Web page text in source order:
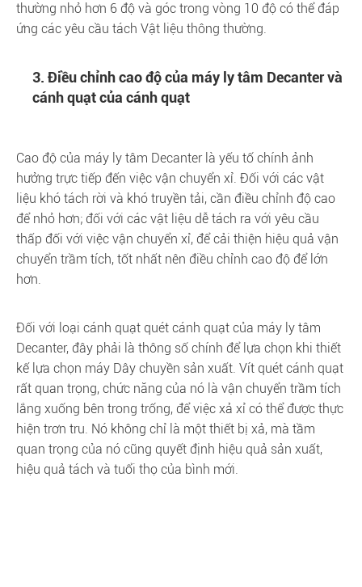
thường nhỏ hơn 6 độ và góc trong vòng 10 độ có thể đáp
ứng các yêu cầu tách Vật liệu thông thường.
3. Điều chỉnh cao độ của máy ly tâm Decanter và
cánh quạt của cánh quạt
Cao độ của máy ly tâm Decanter là yếu tố chính ảnh
hưởng trực tiếp đến việc vận chuyển xỉ. Đối với các vật
liệu khó tách rời và khó truyền tải, cần điều chỉnh độ cao
để nhỏ hơn; đối với các vật liệu dễ tách ra với yêu cầu
thấp đối với việc vận chuyển xỉ, để cải thiện hiệu quả vận
chuyển trầm tích, tốt nhất nên điều chỉnh cao độ để lớn
hơn.
Đối với loại cánh quạt quét cánh quạt của máy ly tâm
Decanter, đây phải là thông số chính để lựa chọn khi thiết
kế lựa chọn máy Dây chuyền sản xuất. Vít quét cánh quạt
rất quan trọng, chức năng của nó là vận chuyển trầm tích
lắng xuống bên trong trống, để việc xả xỉ có thể được thực
hiện trơn tru. Nó không chỉ là một thiết bị xả, mà tầm
quan trọng của nó cũng quyết định hiệu quả sản xuất,
hiệu quả tách và tuổi thọ của bình mới.